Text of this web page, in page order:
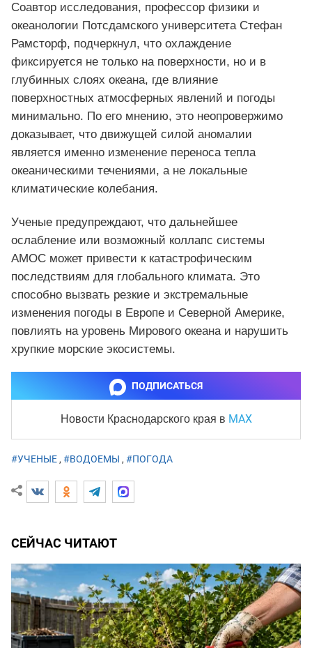
Соавтор исследования, профессор физики и
океанологии Потсдамского университета Стефан
Рамсторф, подчеркнул, что охлаждение
фиксируется не только на поверхности, но и в
глубинных слоях океана, где влияние
поверхностных атмосферных явлений и погоды
минимально. По его мнению, это неопровержимо
доказывает, что движущей силой аномалии
является именно изменение переноса тепла
океаническими течениями, а не локальные
климатические колебания.
Ученые предупреждают, что дальнейшее
ослабление или возможный коллапс системы
AMOC может привести к катастрофическим
последствиям для глобального климата. Это
способно вызвать резкие и экстремальные
изменения погоды в Европе и Северной Америке,
повлиять на уровень Мирового океана и нарушить
хрупкие морские экосистемы.
ПОДПИСАТЬСЯ
Новости Краснодарского края в MAX
#УЧЕНЫЕ, #ВОДОЕМЫ , #ПОГОДА
СЕЙЧАС ЧИТАЮТ